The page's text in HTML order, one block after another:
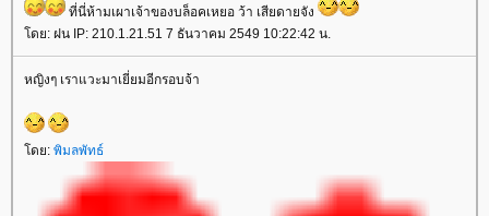
ที่นี่ห้ามเผาเจ้าของบล็อคเหยอ ว้า เสียดายจัง
ดย: ฝน IP: 210.1.21.51 7 ธันวาคม 2549 10:22:42 น.
หญิงๆ เราแวะมาเยี่ยมอีกรอบจ้า
ดย: พิมลพัทธ์